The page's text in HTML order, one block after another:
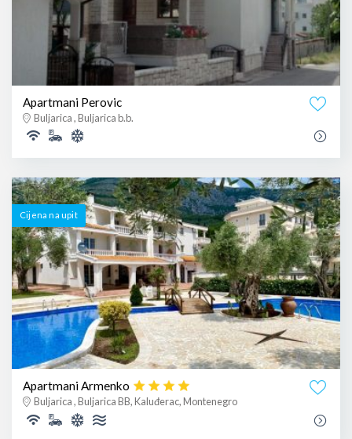
Apartmani Perovic
Buljarica , Buljarica b.b.
Cijena na upit
Apartmani Armenko
Buljarica , Buljarica BB, Kaluđerac, Montenegro